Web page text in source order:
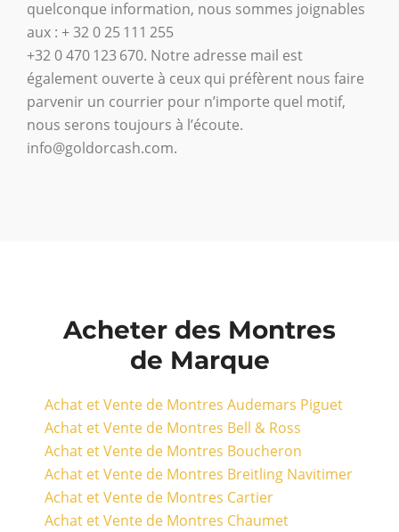
quelconque information, nous sommes joignables
aux : + 32 0 25 111 255
+32 0 470 123 670. Notre adresse mail est
également ouverte à ceux qui préfèrent nous faire
parvenir un courrier pour n’importe quel motif,
nous serons toujours à l’écoute.
info@goldorcash.com.
Acheter des Montres
de Marque
Achat et Vente de Montres Audemars Piguet
Achat et Vente de Montres Bell & Ross
Achat et Vente de Montres Boucheron
Achat et Vente de Montres Breitling Navitimer
Achat et Vente de Montres Cartier
Achat et Vente de Montres Chaumet